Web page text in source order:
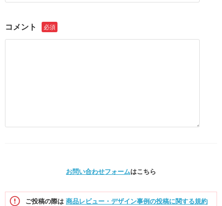
コメント 必須
お問い合わせフォームはこちら
ご投稿の際は 商品レビュー・デザイン事例の投稿に関する規約